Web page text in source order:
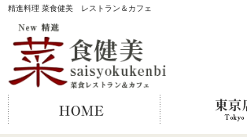
精進料理 菜食健美 レストラン＆カフェ